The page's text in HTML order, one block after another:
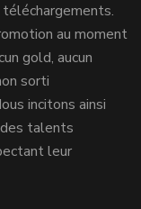
au moment
gold, aucun
sorti
incitons ainsi
talents
leur